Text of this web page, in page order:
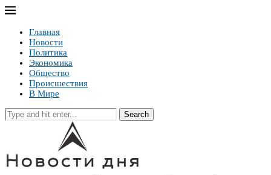
Главная
Новости
Политика
Экономика
Общество
Происшествия
В Мире
Search